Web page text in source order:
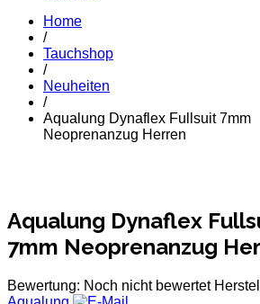
Home
/
Tauchshop
/
Neuheiten
/
Aqualung Dynaflex Fullsuit 7mm
Neoprenanzug Herren
Aqualung Dynaflex
7mm Neoprenanzug
Bewertung: Noch nicht bewertet